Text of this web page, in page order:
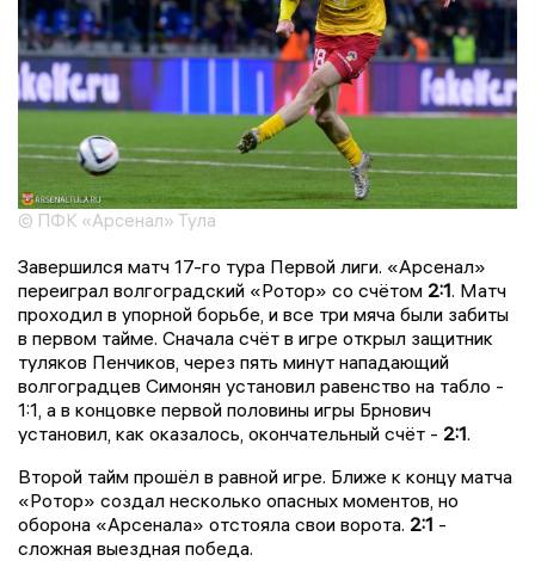
© ПФК «Арсенал» Тула
Завершился матч 17-го тура Первой лиги. «Арсенал»
переиграл волгоградский «Ротор» со счётом 2:1. Матч
проходил в упорной борьбе, и все три мяча были забиты
в первом тайме. Сначала счёт в игре открыл защитник
туляков Пенчиков, через пять минут нападающий
волгоградцев Симонян установил равенство на табло -
1:1, а в концовке первой половины игры Брнович
установил, как оказалось, окончательный счёт - 2:1.
Второй тайм прошёл в равной игре. Ближе к концу матча
«Ротор» создал несколько опасных моментов, но
оборона «Арсенала» отстояла свои ворота. 2:1 -
сложная выездная победа.